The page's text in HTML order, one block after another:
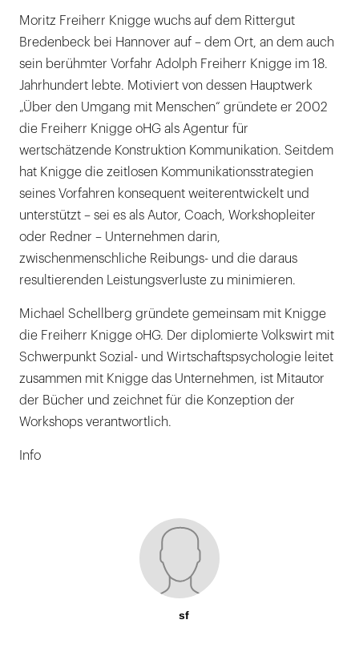
Moritz Freiherr Knigge wuchs auf dem Rittergut
Bredenbeck bei Hannover auf – dem Ort, an dem auch
sein berühmter Vorfahr Adolph Freiherr Knigge im 18.
Jahrhundert lebte. Motiviert von dessen Hauptwerk
„Über den Umgang mit Menschen“ gründete er 2002
die Freiherr Knigge oHG als Agentur für
wertschätzende Konstruktion Kommunikation. Seitdem
hat Knigge die zeitlosen Kommunikationsstrategien
seines Vorfahren konsequent weiterentwickelt und
unterstützt – sei es als Autor, Coach, Workshopleiter
oder Redner – Unternehmen darin,
zwischenmenschliche Reibungs- und die daraus
resultierenden Leistungsverluste zu minimieren.
Michael Schellberg gründete gemeinsam mit Knigge
die Freiherr Knigge oHG. Der diplomierte Volkswirt mit
Schwerpunkt Sozial- und Wirtschaftspsychologie leitet
zusammen mit Knigge das Unternehmen, ist Mitautor
der Bücher und zeichnet für die Konzeption der
Workshops verantwortlich.
Info
sf